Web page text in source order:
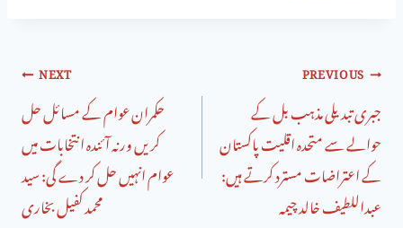
PREVIOUS
جبری تبدیلی مذہب بل کے
حوالے سے متحدہ اقلیت پاکستان
کے اعتراضات مسترد کرتے ہیں:
عبداللطیف خالد چیمہ
NEXT
حکمران عوام کے مسائل حل
کریں ورنہ آئندہ انتخابات میں
عوام انہیں حل کر دے گی: سید
محمد کفیل بخاری